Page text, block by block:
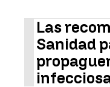
Las
Sanidad